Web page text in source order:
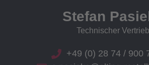
Stefan
Technischer Vertrieb
+49 (0) 28 74 / 900